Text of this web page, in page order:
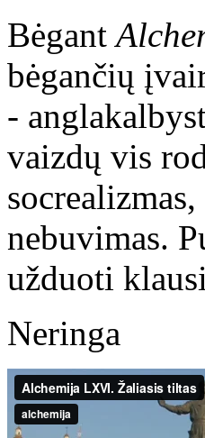
Bėgant
bėgančių
-
vaizdų vis
nebuvimas.
užduoti
Neringa